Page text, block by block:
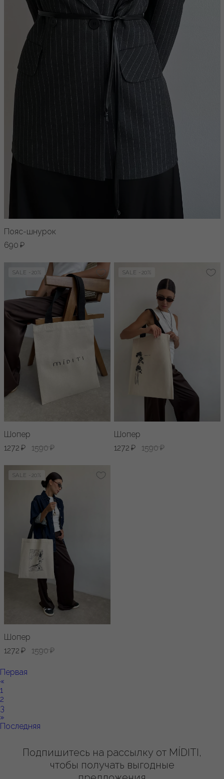
Пояс-шнурок
690 ₽
SALE -20%
Шопер
1272 ₽
1590 ₽
SALE -20%
Шопер
1272 ₽
1590 ₽
SALE -20%
Шопер
1272 ₽
1590 ₽
Первая
«
1
2
3
»
Последняя
Подпишитесь на рассылку от MÍDITI,
чтобы получать выгодные